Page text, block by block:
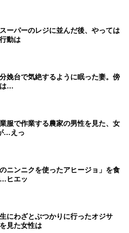
スーパーのレジに並んだ後、やっては
動は
娩台で気絶するように眠った妻。傍
は…
服で作業する農家の男性を見た、女
…えっ
のニンニクを使ったアヒージョ」を食
ヒエッ
にわざとぶつかりに行ったオジサ
見た女性は